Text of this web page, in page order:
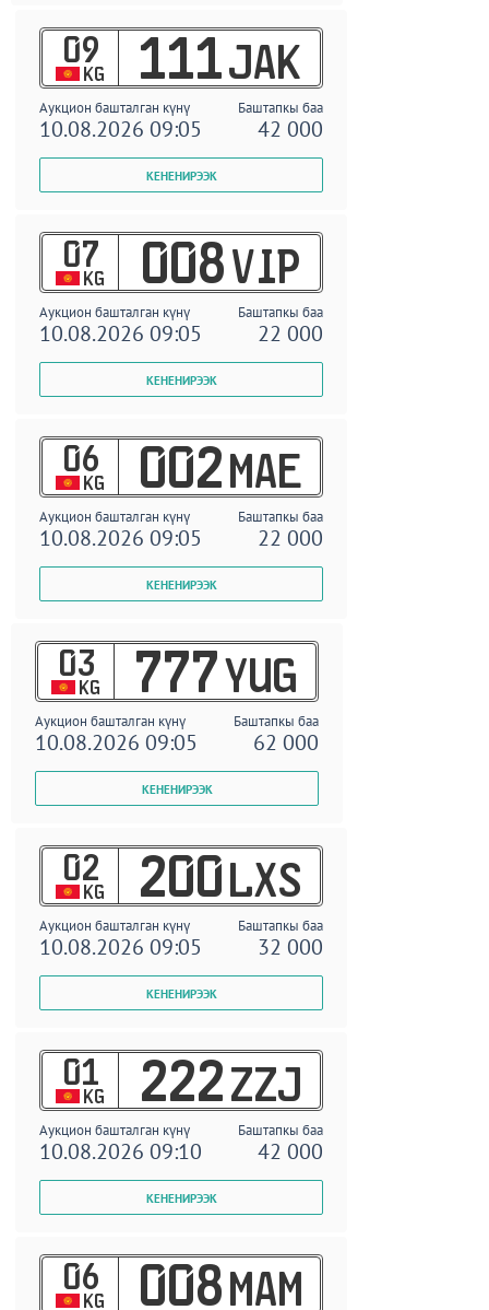
09
KG 111 JAK
Аукцион башталган күнү Баштапкы баа
10.08.2026 09:05 42 000
07
KG 008 VIP
Аукцион башталган күнү Баштапкы баа
10.08.2026 09:05 22 000
06
KG 002 MAE
Аукцион башталган күнү Баштапкы баа
10.08.2026 09:05 22 000
03
KG 777 YUG
Аукцион башталган күнү Баштапкы баа
10.08.2026 09:05 62 000
02
KG 200 LXS
Аукцион башталган күнү Баштапкы баа
10.08.2026 09:05 32 000
01
KG 222 ZZJ
Аукцион башталган күнү Баштапкы баа
10.08.2026 09:10 42 000
06
KG 008 MAM